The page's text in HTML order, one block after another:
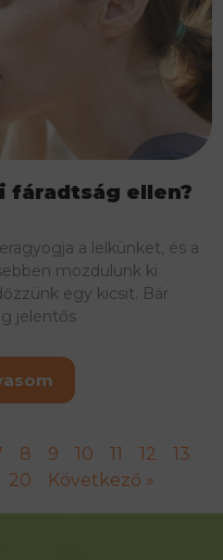
fáradtság ellen?
a lelkünket, és a
mozdulunk ki
egy kicsit. Bár
jelentős
8 9 10 11 12
13
20 Következő »